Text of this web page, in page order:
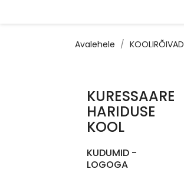
Avalehele KOOLIRÕIVAD
KURESSAARE
HARIDUSE
KOOL
KUDUMID -
LOGOGA